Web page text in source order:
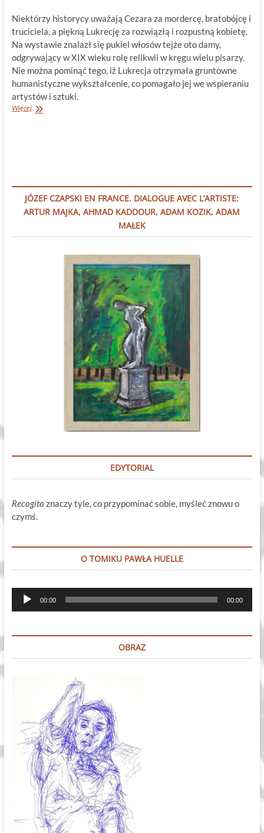
Niektórzy historycy uważają Cezara za mordercę, bratobójcę i
truciciela, a piękną Lukrecję za rozwiązłą i rozpustną kobietę.
Na wystawie znalazł się pukiel włosów tejże oto damy,
odgrywający w XIX wieku rolę relikwii w kręgu wielu pisarzy.
Nie można pominąć tego, iż Lukrecja otrzymała gruntowne
humanistyczne wykształcenie, co pomagało jej we wspieraniu
artystów i sztuki.
WięcejCzas
JÓZEF CZAPSKI EN FRANCE. DIALOGUE AVEC L’ARTISTE:
ARTUR MAJKA, AHMAD KADDOUR, ADAM KOZIK, ADAM
MAŁEK
EDYTORIAL
Recogito znaczy tyle, co przypominać sobie, myśleć znowu o
czymś.
O TOMIKU PAWŁA HUELLE
Odtwarzacz
plików
00:00 00:00
OBRAZ